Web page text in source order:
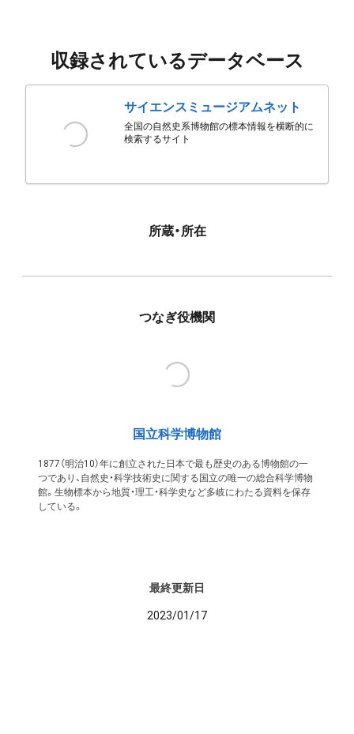
収録されているデータベース
サイエンスミュージアムネット
全国の自然史系博物館の標本情報を横断的に
検索するサイト
所蔵・所在
つなぎ役機関
国立科学博物館
1877（明治10）年に創立された日本で最も歴史のある博物館の一
つであり、自然史・科学技術史に関する国立の唯一の総合科学博物
館。生物標本から地質・理工・科学史など多岐にわたる資料を保存
している。
最終更新日
2023/01/17